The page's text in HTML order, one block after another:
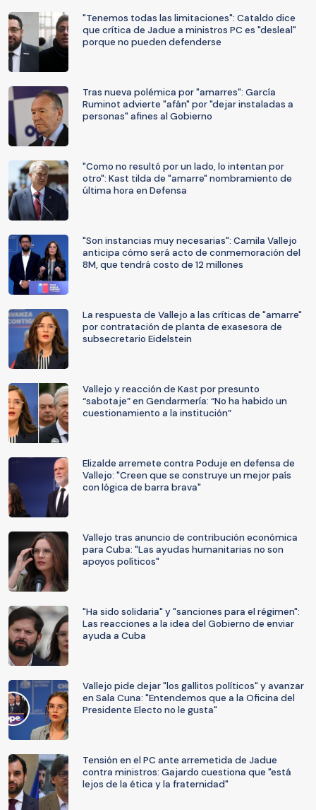
"Tenemos todas las limitaciones": Cataldo dice
que crítica de Jadue a ministros PC es "desleal"
porque no pueden defenderse
Tras nueva polémica por "amarres": García
Ruminot advierte "afán" por "dejar instaladas a
personas" afines al Gobierno
"Como no resultó por un lado, lo intentan por
otro": Kast tilda de "amarre" nombramiento de
última hora en Defensa
"Son instancias muy necesarias": Camila Vallejo
anticipa cómo será acto de conmemoración del
8M, que tendrá costo de 12 millones
La respuesta de Vallejo a las críticas de "amarre"
por contratación de planta de exasesora de
subsecretario Eidelstein
Vallejo y reacción de Kast por presunto
“sabotaje” en Gendarmería: “No ha habido un
cuestionamiento a la institución”
Elizalde arremete contra Poduje en defensa de
Vallejo: "Creen que se construye un mejor país
con lógica de barra brava"
Vallejo tras anuncio de contribución económica
para Cuba: "Las ayudas humanitarias no son
apoyos políticos"
"Ha sido solidaria" y "sanciones para el régimen":
Las reacciones a la idea del Gobierno de enviar
ayuda a Cuba
Vallejo pide dejar "los gallitos políticos" y avanzar
en Sala Cuna: "Entendemos que a la Oficina del
Presidente Electo no le gusta"
Tensión en el PC ante arremetida de Jadue
contra ministros: Gajardo cuestiona que "está
lejos de la ética y la fraternidad"